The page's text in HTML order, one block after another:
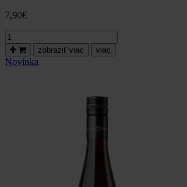
7,90€
množstvo
Cabernet
Sauvignon,
neskorý
zobraziť viac viac
Novinka